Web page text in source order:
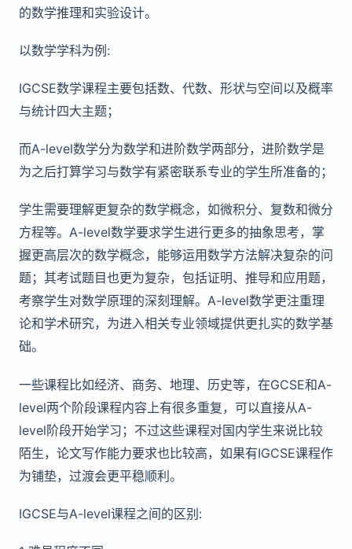
的数学推理和实验设计。
以数学学科为例:
IGCSE数学课程主要包括数、代数、形状与空间以及概率
与统计四大主题；
而A-level数学分为数学和进阶数学两部分，进阶数学是
为之后打算学习与数学有紧密联系专业的学生所准备的；
学生需要理解更复杂的数学概念，如微积分、复数和微分
方程等。A-level数学要求学生进行更多的抽象思考，掌
握更高层次的数学概念，能够运用数学方法解决复杂的问
题；其考试题目也更为复杂，包括证明、推导和应用题，
考察学生对数学原理的深刻理解。A-level数学更注重理
论和学术研究，为进入相关专业领域提供更扎实的数学基
础。
一些课程比如经济、商务、地理、历史等，在GCSE和A-
level两个阶段课程内容上有很多重复，可以直接从A-
level阶段开始学习；不过这些课程对国内学生来说比较
陌生，论文写作能力要求也比较高，如果有IGCSE课程作
为铺垫，过渡会更平稳顺利。
IGCSE与A-level课程之间的区别: